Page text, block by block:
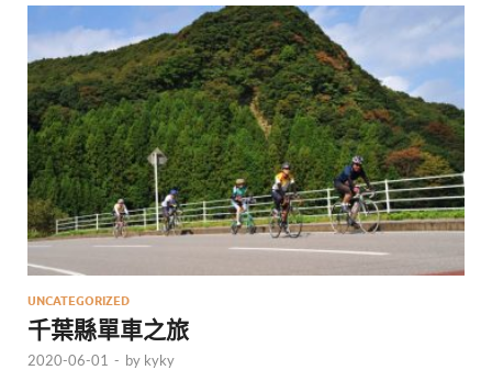
UNCATEGORIZED
千葉縣單車之旅
2020-06-01 - by kyky